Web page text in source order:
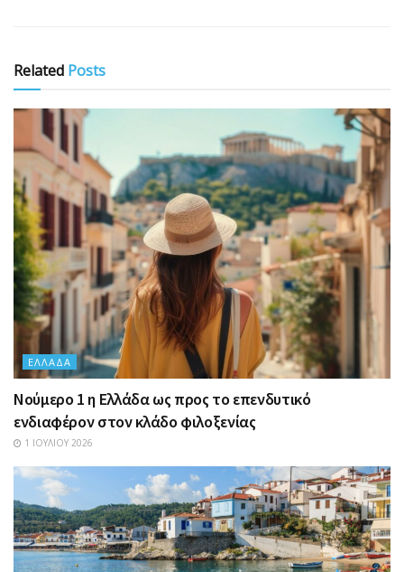
Related Posts
ΕΛΛΆΔΑ
Nούμερο 1 η Ελλάδα ως προς το επενδυτικό
ενδιαφέρον στον κλάδο φιλοξενίας
1 ΙΟΥΛΊΟΥ 2026